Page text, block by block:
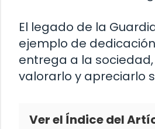
El legado de la
ejemplo de
entrega a la
valorarlo y apreciarlo
Ver el Índice del